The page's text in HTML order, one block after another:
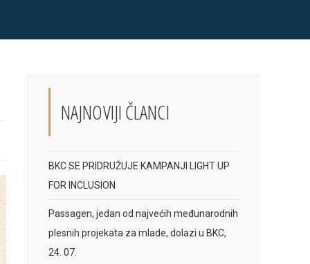
NAJNOVIJI ČLANCI
BKC SE PRIDRUŽUJE KAMPANJI LIGHT UP
FOR INCLUSION
Passagen, jedan od najvećih međunarodnih
plesnih projekata za mlade, dolazi u BKC,
24. 07.